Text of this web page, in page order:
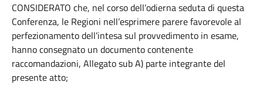
CONSIDERATO che, nel corso dell’odierna seduta di questa
Conferenza, le Regioni nell’esprimere parere favorevole al
perfezionamento dell’intesa sul provvedimento in esame,
hanno consegnato un documento contenente
raccomandazioni, Allegato sub A) parte integrante del
presente atto;